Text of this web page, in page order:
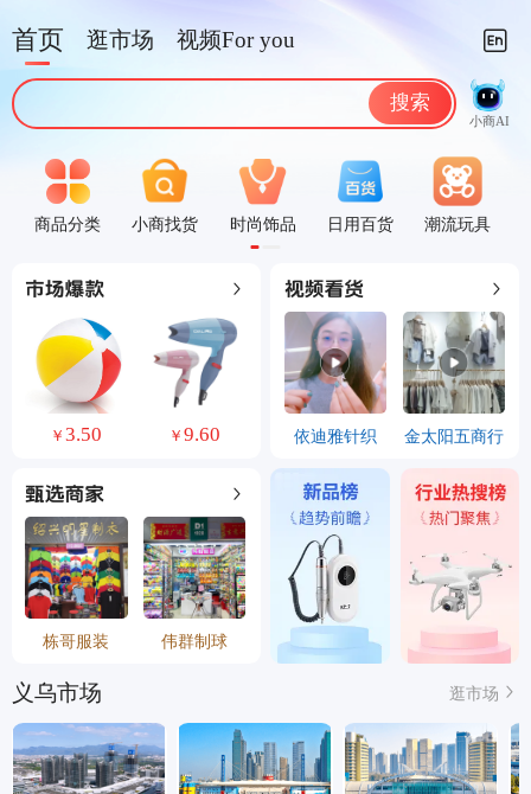
首页 逛市场 视频For you
搜索
小商AI
商品分类 小商找货 时尚饰品 日用百货 潮流玩具
￥130.00 ￥104.40 依迪雅针织 金太阳五商行
栋哥服装 伟群制球
义乌市场 逛市场